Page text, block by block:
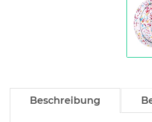
Beschreibung